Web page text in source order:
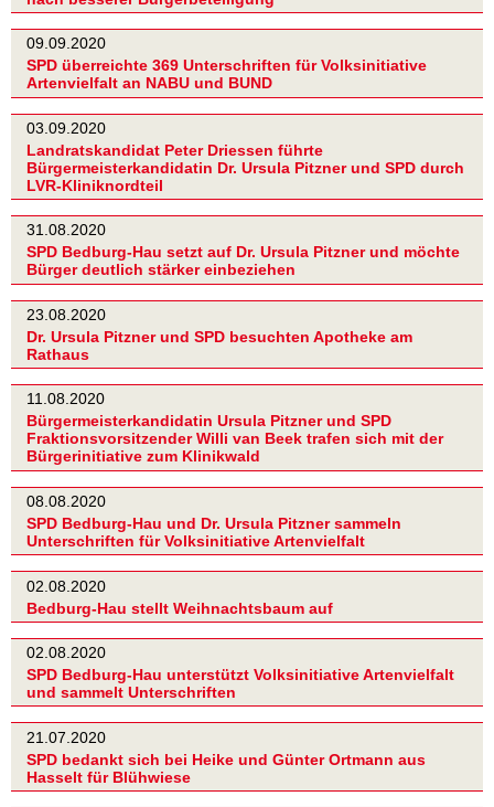
09.09.2020
SPD überreichte 369 Unterschriften für Volksinitiative
Artenvielfalt an NABU und BUND
03.09.2020
Landratskandidat Peter Driessen führte
Bürgermeisterkandidatin Dr. Ursula Pitzner und SPD durch
LVR-Kliniknordteil
31.08.2020
SPD Bedburg-Hau setzt auf Dr. Ursula Pitzner und möchte
Bürger deutlich stärker einbeziehen
23.08.2020
Dr. Ursula Pitzner und SPD besuchten Apotheke am
Rathaus
11.08.2020
Bürgermeisterkandidatin Ursula Pitzner und SPD
Fraktionsvorsitzender Willi van Beek trafen sich mit der
Bürgerinitiative zum Klinikwald
08.08.2020
SPD Bedburg-Hau und Dr. Ursula Pitzner sammeln
Unterschriften für Volksinitiative Artenvielfalt
02.08.2020
Bedburg-Hau stellt Weihnachtsbaum auf
02.08.2020
SPD Bedburg-Hau unterstützt Volksinitiative Artenvielfalt
und sammelt Unterschriften
21.07.2020
SPD bedankt sich bei Heike und Günter Ortmann aus
Hasselt für Blühwiese